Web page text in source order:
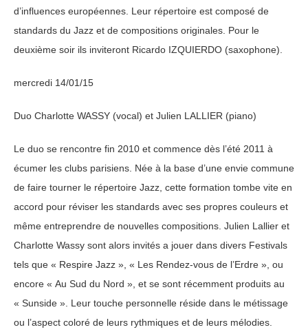
d’influences européennes. Leur répertoire est composé de
standards du Jazz et de compositions originales. Pour le
deuxième soir ils inviteront Ricardo IZQUIERDO (saxophone).
mercredi 14/01/15
Duo Charlotte WASSY (vocal) et Julien LALLIER (piano)
Le duo se rencontre fin 2010 et commence dès l’été 2011 à
écumer les clubs parisiens. Née à la base d’une envie commune
de faire tourner le répertoire Jazz, cette formation tombe vite en
accord pour réviser les standards avec ses propres couleurs et
même entreprendre de nouvelles compositions. Julien Lallier et
Charlotte Wassy sont alors invités a jouer dans divers Festivals
tels que « Respire Jazz », « Les Rendez-vous de l’Erdre », ou
encore « Au Sud du Nord », et se sont récemment produits au
« Sunside ». Leur touche personnelle réside dans le métissage
ou l’aspect coloré de leurs rythmiques et de leurs mélodies.